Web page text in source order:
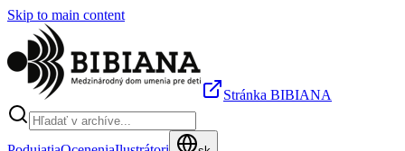
Skip to main content
Stránka BIBIANA